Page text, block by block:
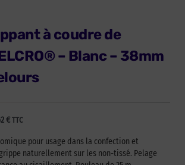
à coudre de
– Blanc – 38mm
€ TTC
pour usage dans la confection et
naturellement sur les non-tissé. Pelage